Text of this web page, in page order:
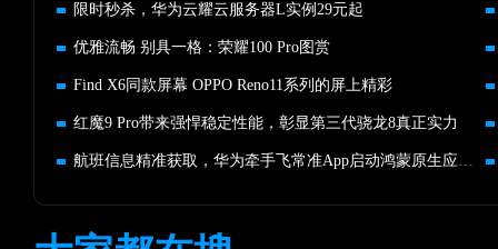
限时秒杀，华为云耀云服务器L实例29元起
优雅流畅 别具一格：荣耀100 Pro图赏
Find X6同款屏幕 OPPO Reno11系列的屏上精彩
红魔9 Pro带来强悍稳定性能，彰显第三代骁龙8真正实力
航班信息精准获取，华为牵手飞常准App启动鸿蒙原生应用开发